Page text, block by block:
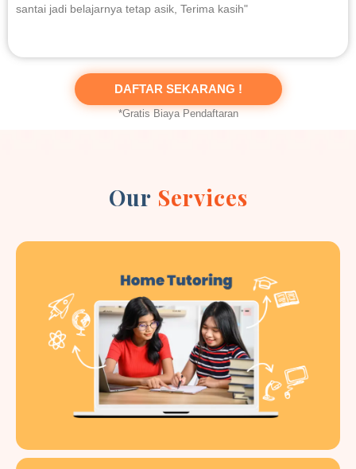
santai jadi belajarnya tetap asik, Terima kasih"
DAFTAR SEKARANG !
*Gratis Biaya Pendaftaran
Our Services